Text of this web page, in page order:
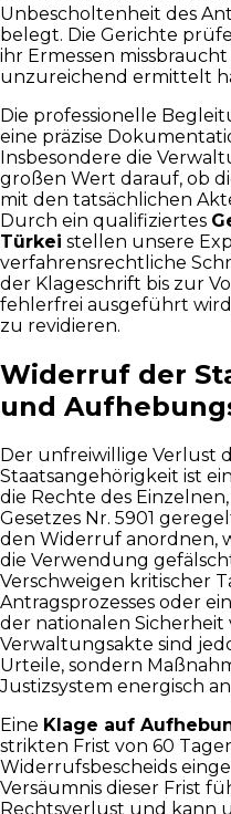
Unbescholtenheit des
belegt. Die Gerichte
ihr Ermessen
unzureichend ermittelt
Die professionelle
eine präzise
Insbesondere die
großen Wert darauf, ob
mit den tatsächlichen
Durch ein qualifiziertes
Türkei stellen unsere
verfahrensrechtliche
der Klageschrift bis zur
fehlerfrei ausgeführt
zu revidieren.
Widerruf der
und
Der unfreiwillige Verlust
Staatsangehörigkeit ist
die Rechte des
Gesetzes Nr. 5901
den Widerruf anordnen,
die Verwendung
Verschweigen kritischer
Antragsprozesses oder
der nationalen Sicherheit
Verwaltungsakte sind
Urteile, sondern
Justizsystem energisch
Eine Klage auf
strikten Frist von 60
Widerrufsbescheids
Versäumnis dieser Frist
Rechtsverlust und kann